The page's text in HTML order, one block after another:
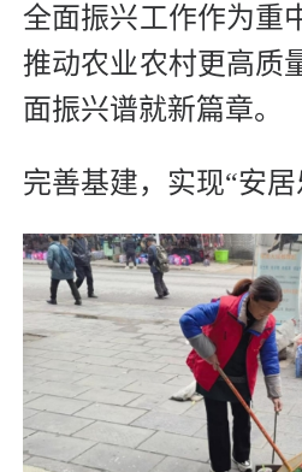
全面振兴工作作为重
推动农业农村更高质
面振兴谱就新篇章。
完善基建，实现“安居